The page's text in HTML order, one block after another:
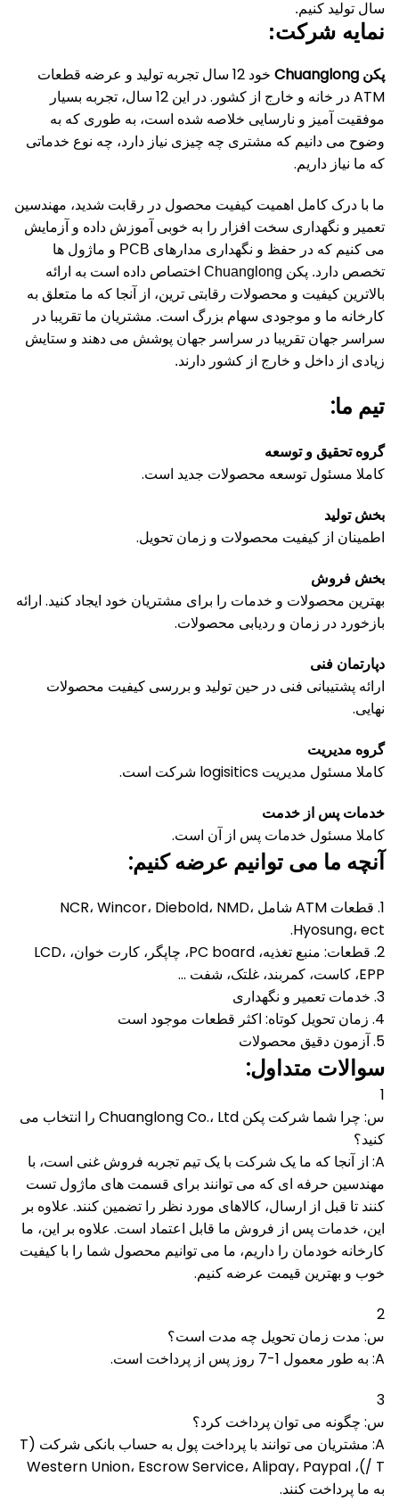
سال تولید کنیم.
نمایه شرکت:
پکن Chuanglong
خود 12 سال تجربه تولید و عرضه قطعات
ATM در خانه و خارج از کشور.
در این 12 سال، تجربه بسیار
موفقیت آمیز و نارسایی خلاصه شده است، به طوری که به
وضوح می دانیم که مشتری چه چیزی نیاز دارد، چه نوع خدماتی
که ما نیاز داریم.
ما با درک کامل اهمیت کیفیت محصول در رقابت شدید، مهندسین
تعمیر و نگهداری سخت افزار را به خوبی آموزش داده و آزمایش
می کنیم که در حفظ و نگهداری مدارهای PCB و ماژول ها
تخصص دارد.
پکن Chuanglong اختصاص داده است به ارائه
بالاترین کیفیت و محصولات رقابتی ترین، از آنجا که ما متعلق به
کارخانه ما و موجودی سهام بزرگ است. مشتریان ما تقریبا در
سراسر جهان تقریبا در سراسر جهان پوشش می دهند و ستایش
زیادی از داخل و خارج از کشور دارند.
تیم ما:
گروه تحقیق و توسعه
کاملا مسئول توسعه محصولات جدید است.
بخش تولید
اطمینان از کیفیت محصولات و زمان تحویل.
بخش فروش
بهترین محصولات و خدمات را برای مشتریان خود ایجاد کنید. ارائه
بازخورد در زمان و ردیابی محصولات.
دپارتمان فنی
ارائه پشتیبانی فنی در حین تولید و بررسی کیفیت محصولات
نهایی.
گروه مدیریت
کاملا مسئول مدیریت logisitics شرکت است.
خدمات پس از خدمت
کاملا مسئول خدمات پس از آن است.
آنچه ما می توانیم عرضه کنیم:
1. قطعات ATM شامل NCR، Wincor، Diebold، NMD،
Hyosung، ect.
2. قطعات: منبع تغذیه، PC board، چاپگر، کارت خوان، LCD،
EPP، کاست، کمربند، غلتک، شفت ...
3. خدمات تعمیر و نگهداری
4. زمان تحویل کوتاه: اکثر قطعات موجود است
5. آزمون دقیق محصولات
سوالات متداول:
1
س: چرا شما شرکت پکن Chuanglong Co.، Ltd را انتخاب می
کنید؟
A: از آنجا که ما یک شرکت با یک تیم تجربه فروش غنی است، با
مهندسین حرفه ای که می توانند برای قسمت های ماژول تست
کنند تا قبل از ارسال، کالاهای مورد نظر را تضمین کنند. علاوه بر
این، خدمات پس از فروش ما قابل اعتماد است. علاوه بر این، ما
کارخانه خودمان را داریم، ما می توانیم محصول شما را با کیفیت
خوب و بهترین قیمت عرضه کنیم.
2
س: مدت زمان تحویل چه مدت است؟
A: به طور معمول 1-7 روز پس از پرداخت است.
3
س: چگونه می توان پرداخت کرد؟
A: مشتریان می توانند با پرداخت پول به حساب بانکی شرکت (T
/ T)، Western Union، Escrow Service، Alipay، Paypal
به ما پرداخت کنند.